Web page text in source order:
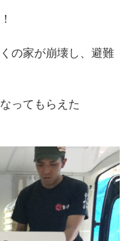
の家が崩壊し、避難
ってもらえた